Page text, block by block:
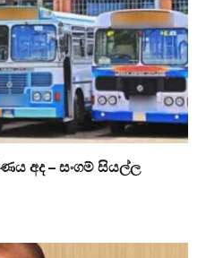
අද – සංගම් සියල්ල